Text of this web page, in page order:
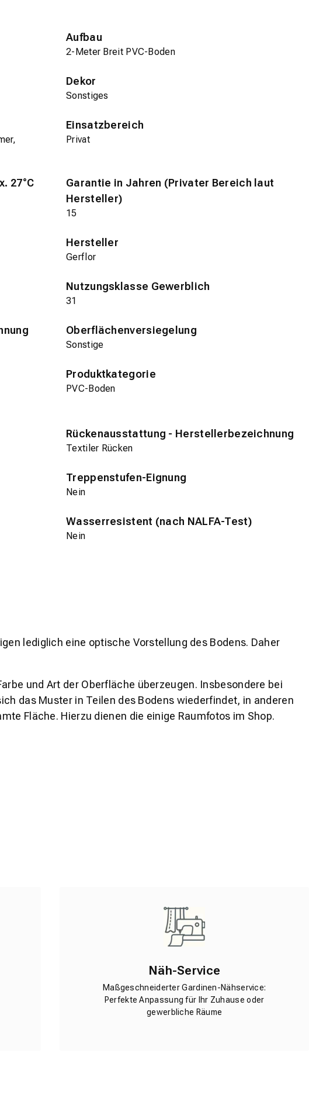
Aufbau
2-Meter Breit PVC-Boden
Dekor
Sonstiges
Einsatzbereich
Privat
27°C
Garantie in Jahren (Privater Bereich laut
Hersteller)
15
Hersteller
Gerflor
Nutzungsklasse Gewerblich
31
Oberflächenversiegelung
Sonstige
Produktkategorie
PVC-Boden
Rückenausstattung - Herstellerbezeichnung
Textiler Rücken
Treppenstufen-Eignung
Nein
Wasserresistent (nach NALFA-Test)
Nein
lediglich eine optische Vorstellung des Bodens. Daher
und Art der Oberfläche überzeugen. Insbesondere bei
das Muster in Teilen des Bodens wiederfindet, in anderen
Fläche. Hierzu dienen die einige Raumfotos im Shop.
Näh-Service
Maßgeschneiderter Gardinen-Nähservice:
Perfekte Anpassung für Ihr Zuhause oder
gewerbliche Räume